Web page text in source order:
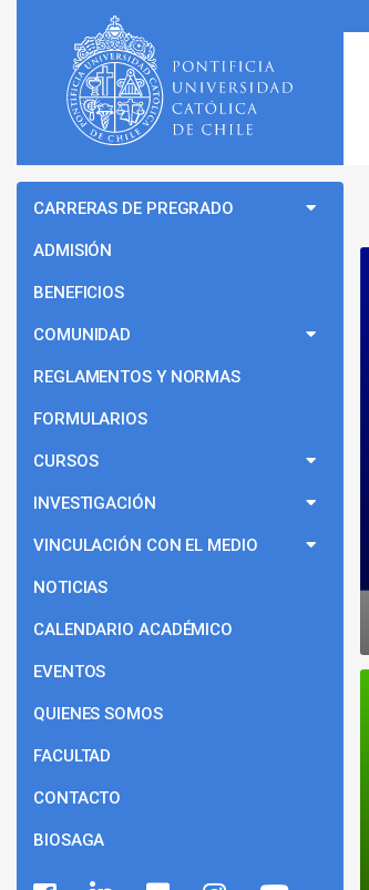
CARRERAS DE PREGRADO
ADMISIÓN
BENEFICIOS
COMUNIDAD
REGLAMENTOS Y NORMAS
FORMULARIOS
CURSOS
INVESTIGACIÓN
VINCULACIÓN CON EL MEDIO
NOTICIAS
CALENDARIO ACADÉMICO
EVENTOS
QUIENES SOMOS
FACULTAD
CONTACTO
BIOSAGA